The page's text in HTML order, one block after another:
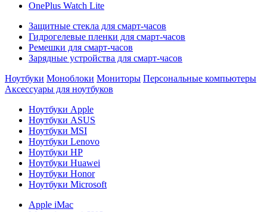
OnePlus Watch Lite
Защитные стекла для смарт-часов
Гидрогелевые пленки для смарт-часов
Ремешки для смарт-часов
Зарядные устройства для смарт-часов
Ноутбуки Моноблоки Мониторы Персональные компьютеры
Аксессуары для ноутбуков
Ноутбуки Apple
Ноутбуки ASUS
Ноутбуки MSI
Ноутбуки Lenovo
Ноутбуки HP
Ноутбуки Huawei
Ноутбуки Honor
Ноутбуки Microsoft
Apple iMac